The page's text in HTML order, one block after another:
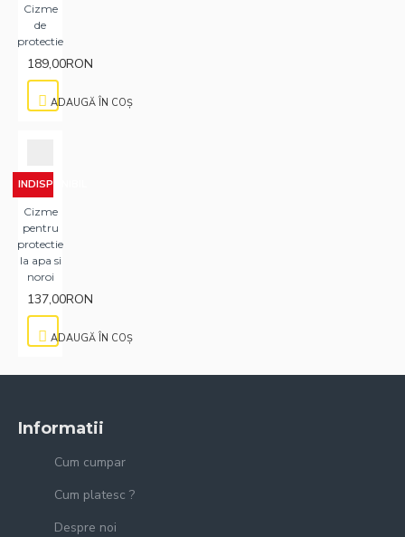
Cizme
de
protectie
189,00RON
ADAUGĂ ÎN COŞ
INDISPONIBIL
Cizme
pentru
protectie
la apa si
noroi
137,00RON
ADAUGĂ ÎN COŞ
Informatii
Cum cumpar
Cum platesc ?
Despre noi